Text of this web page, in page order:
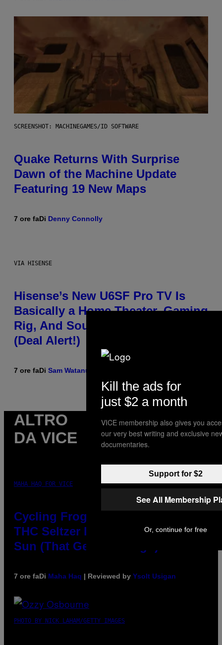
SCREENSHOT: MACHINEGAMES/ID SOFTWARE
Quake Returns With Surprise
Dawn of the Machine Update
Featuring 19 New Maps
7 ore faDi Denny Connolly
VIA HISENSE
Hisense’s New U6SF Pro TV Is
Basically a Home Theater, Gaming
Rig, And Soundbar In One Box
(Deal Alert!)
7 ore faDi Sam Watanuki
ALTRO
DA VICE
MAHA HAQ FOR VICE
Cycling Frog’s Tropical Punch
THC Seltzer Is Like an Adult Capri
Sun (That Gets You High)
7 ore faDi Maha Haq | Reviewed by Ysolt Usigan
PHOTO BY NICK LAHAM/GETTY IMAGES
Kill the ads for
just $2 a month
VICE membership also gives you
our very best writing and exclusive
documentaries.
Support for $2
See All Membership
Or, continue for free